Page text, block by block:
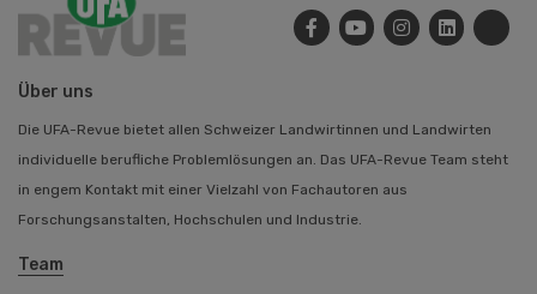
Über uns
Die UFA-Revue bietet allen Schweizer Landwirtinnen und Landwirten
individuelle berufliche Problemlösungen an. Das UFA-Revue Team steht
in engem Kontakt mit einer Vielzahl von Fachautoren aus
Forschungsanstalten, Hochschulen und Industrie.
Team